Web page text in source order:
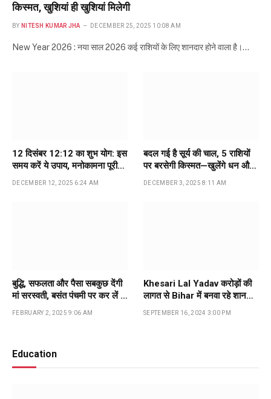
किस्मत, खुशियां ही खुशियां मिलेगी
BY NITESH KUMAR JHA DECEMBER 25, 2025 10:08 AM
New Year 2026 : नया साल 2026 कई राशियों के लिए शानदार होने वाला है।…
12 दिसंबर 12:12 का शुभ योग: इस
समय करें ये उपाय, मनोकामना पूरी
होने की मान्यता
DECEMBER 12, 2025 6:24 AM
बदल गई है सूर्य की चाल, 5 राशियों
पर बरसेगी किस्मत—खुलेंगे धन और
सफलता के नए दरवाजे
DECEMBER 3, 2025 8:11 AM
बुद्धि, सफलता और पैसा सबकुछ देंगी
मां सरस्‍वती, बसंत पंचमी पर कर लें ये
काम…
FEBRUARY 2, 2025 9:06 AM
Khesari Lal Yadav करोड़ों की
लागत से Bihar में बनवा रहे शानदार
बंगला, अपने पिता को करेंगे गिफ्ट…
SEPTEMBER 16, 2024 3:00 PM
Education